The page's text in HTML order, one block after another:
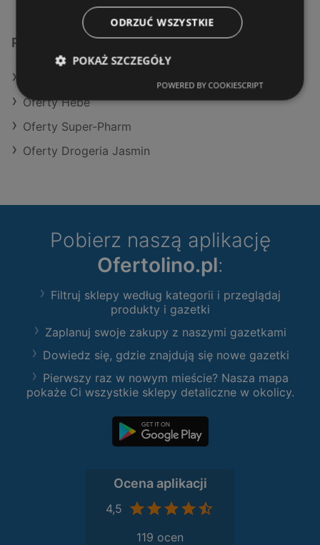
Podobne sklepy detaliczne
Oferty Hebe
Oferty Super-Pharm
Oferty Drogeria Jasmin
Pobierz naszą aplikację
Ofertolino.pl:
Filtruj sklepy według kategorii i przeglądaj
produkty i gazetki
Zaplanuj swoje zakupy z naszymi gazetkami
Dowiedz się, gdzie znajdują się nowe gazetki
Pierwszy raz w nowym mieście? Nasza mapa
pokaże Ci wszystkie sklepy detaliczne w okolicy.
Ocena aplikacji
4,5
119 ocen
ODRZUĆ WSZYSTKIE
POKAŻ SZCZEGÓŁY
POWERED BY COOKIESCRIPT